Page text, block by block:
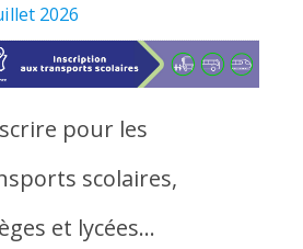
2026
pour les
scolaires,
et lycées…